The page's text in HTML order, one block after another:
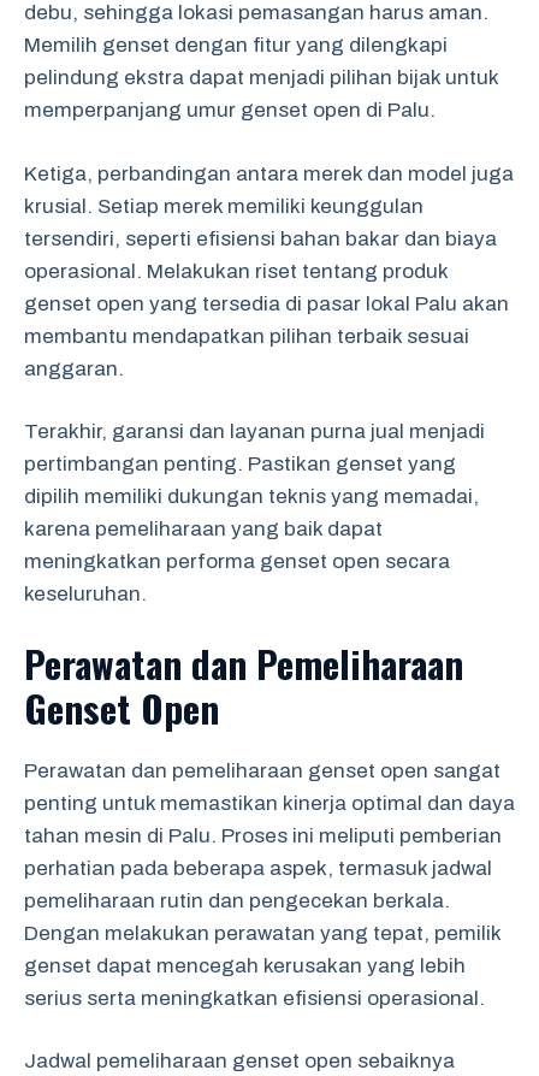
debu, sehingga lokasi pemasangan harus aman.
Memilih genset dengan fitur yang dilengkapi
pelindung ekstra dapat menjadi pilihan bijak untuk
memperpanjang umur genset open di Palu.
Ketiga, perbandingan antara merek dan model juga
krusial. Setiap merek memiliki keunggulan
tersendiri, seperti efisiensi bahan bakar dan biaya
operasional. Melakukan riset tentang produk
genset open yang tersedia di pasar lokal Palu akan
membantu mendapatkan pilihan terbaik sesuai
anggaran.
Terakhir, garansi dan layanan purna jual menjadi
pertimbangan penting. Pastikan genset yang
dipilih memiliki dukungan teknis yang memadai,
karena pemeliharaan yang baik dapat
meningkatkan performa genset open secara
keseluruhan.
Perawatan dan Pemeliharaan
Genset Open
Perawatan dan pemeliharaan genset open sangat
penting untuk memastikan kinerja optimal dan daya
tahan mesin di Palu. Proses ini meliputi pemberian
perhatian pada beberapa aspek, termasuk jadwal
pemeliharaan rutin dan pengecekan berkala.
Dengan melakukan perawatan yang tepat, pemilik
genset dapat mencegah kerusakan yang lebih
serius serta meningkatkan efisiensi operasional.
Jadwal pemeliharaan genset open sebaiknya